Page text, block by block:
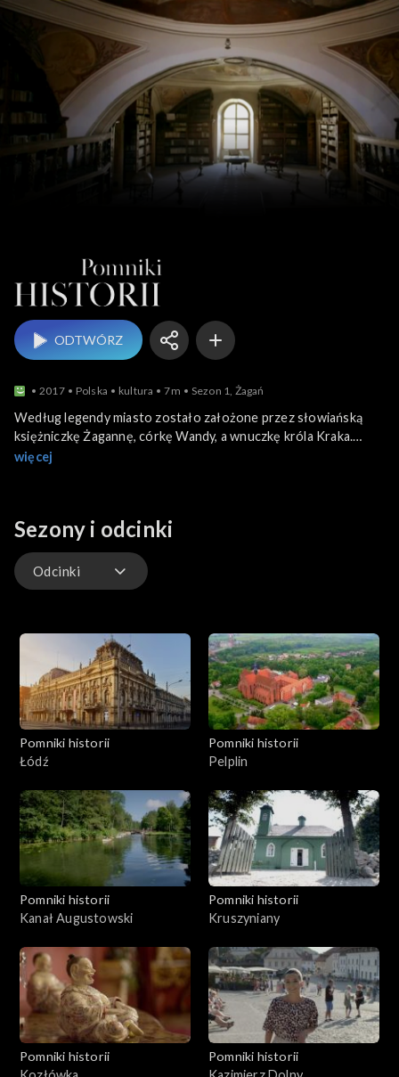
Pomniki historii
ODTWÓRZ
2017 Polska kultura 7m Sezon 1, Żagań
Według legendy miasto zostało założone przez słowiańską
księżniczkę Żagannę, córkę Wandy, a wnuczkę króla Kraka.
Historycznie, pierwsza pisemna wzmianka o mieście, pochodzi
Żagań – poaugustiański zespół klasztorny, uznany został za
Pomnik Historii.
więcej
Sezony i odcinki
Odcinki
Pomniki historii
Łódź
Pomniki historii
Pelplin
Pomniki historii
Kanał Augustowski
Pomniki historii
Kruszyniany
Pomniki historii
Pomniki historii